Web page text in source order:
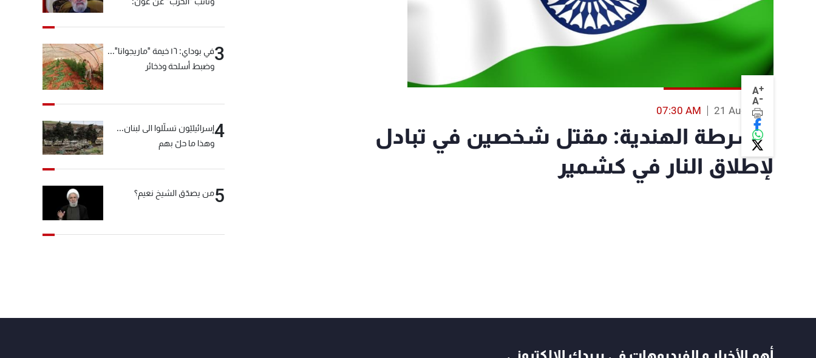
A+
A-
21 Aug 2019
07:30 AM
الشرطة الهندية: مقتل شخصين في تبادل
لإطلاق النار في كشمير
3
في بوداي: ١٦ خيمة "ماريجوانا"...
وضبط أسلحة وذخائر
4إسرائيليّون تسلّلوا الى لبنان...
وهذا ما حلّ بهم
5من يصدّق الشيخ نعيم؟